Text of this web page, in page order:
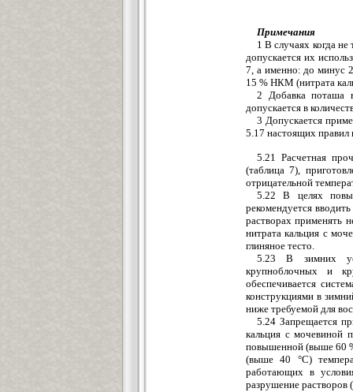
Примечания
1 В случаях когда
допускается их
7, а именно: до минус
15 % НКМ (нитрата
2 Добавка поташа
допускается в
3 Допускается
5.17 настоящих
5.21 Расчетная
(таблица 7),
отрицательной
5.22 В целях
рекомендуется
растворах применять
нитрата кальция с
глиняное тесто.
5.23 В зимних
крупноблочных и
обеспечивается
конструкциями в
ниже требуемой для
5.24 Запрещается
кальция с мочевиной
повышенной (выше 60
(выше 40 °С)
работающих в
разрушение растворов